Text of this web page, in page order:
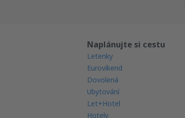
Naplánujte si cestu
Letenky
Eurovíkend
Dovolená
Ubytování
Let+Hotel
Hotely